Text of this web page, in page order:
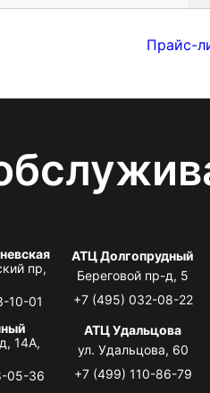
Прайс-
пр,
10-01
АТЦ Долгопрудный
Береговой пр-д, 5
+7 (495) 032-08-22
14А,
05-36
АТЦ Удальцова
ул. Удальцова, 60
+7 (499) 110-86-79